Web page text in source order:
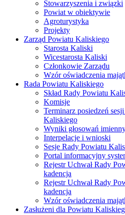
Stowarzyszenia i związki
Powiat w obiektywie
Agroturystyka
Projekty
Zarząd Powiatu Kaliskiego
Starosta Kaliski
Wicestarosta Kaliski
Członkowie Zarządu
Wzór oświadczenia
Rada Powiatu Kaliskiego
Skład Rady Powiatu
Komisje
Terminarz posiedzeń
Kaliskiego
Wyniki głosowań
Interpelacje i wnioski
Sesje Rady Powiatu
Portal informacyjny
Rejestr Uchwał Rady
kadencja
Rejestr Uchwał Rady
kadencja
Wzór oświadczenia
Zasłużeni dla Powiatu